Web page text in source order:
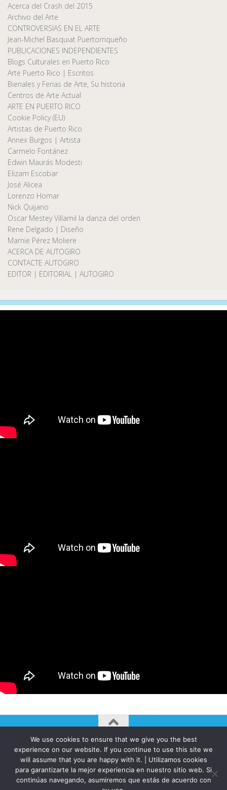
Acerca del Crash del 2015
Archivo del Arte
CONTROVERSIAS EN EL ARTE
Jean-Michel Basquiat Puertorriqueño
PUBLICACIONES INDEPENDIENTES
Blogs Culturales en Puerto Rico
Arte Puerto Rico | Escritos
Bienales y Ferias de Arte, Su historia
Centros de Arte Actual
ARTE EN PUERTO RICO
Cookie Policy (EU)
Artistas de Puerto Rico
Annex Burgos | Artista
Carmelo Fontánez
Edwin Maurás Modesti
Elizam Escobar
José Alicea
Lorenzo Homar
Nick Quijano
Oscar Mestey Villamil la danza del orden
Rene Delgado | Diseño
Marnie Pérez Moliere
ACERCA DE AUTOGIRO
CONTACTE AUTOGIRO
EDITOR | EDITORIAL | AUTOGIRO
AUTOGIRO/el giro del arte actual © JAVIER MARTINEZ 2026. All
Rights Reserved.
Funciona con - Diseñado con elTema Hueman
We use cookies to ensure that we give you the best
experience on our website. If you continue to use this site we
will assume that you are happy with it. | Utilizamos cookies
para garantizarte la mejor experiencia en nuestro sitio web. Si
continúas navegando, asumiremos que estás de acuerdo con